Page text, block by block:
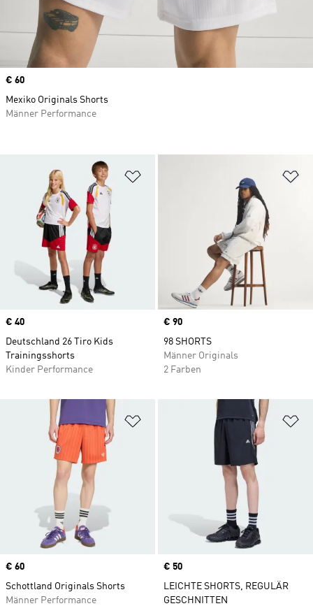
Price
€ 40
Deutschland 26 Tiro Kids
Trainingsshorts
Kinder Performance
Price
€ 90
98 SHORTS
Männer Originals
2 Farben
Zur Wunschliste hinzufügen
Price
€ 60
Schottland Originals Shorts
Männer Performance
Price
€ 50
LEICHTE SHORTS, REGULÄR
GESCHNITTEN
Price
€ 60
Mexiko Originals Shorts
Männer Performance